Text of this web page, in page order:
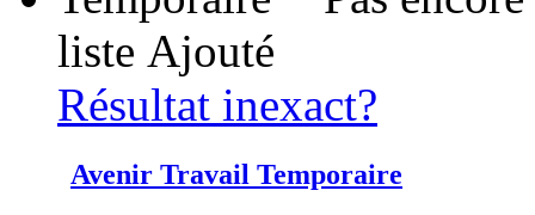
liste Ajouté
Résultat inexact?
Avenir Travail Temporaire